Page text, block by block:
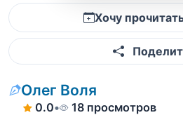
Хочу
Олег Воля
0.0• 18 просмотров